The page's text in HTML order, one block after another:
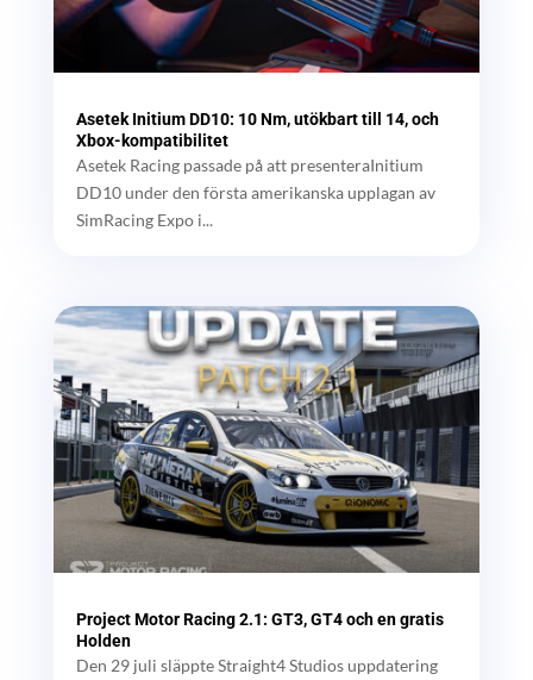
Asetek Initium DD10: 10 Nm, utökbart till 14, och
Xbox-kompatibilitet
Asetek Racing passade på att presenteraInitium
DD10 under den första amerikanska upplagan av
SimRacing Expo i...
Project Motor Racing 2.1: GT3, GT4 och en gratis
Holden
Den 29 juli släppte Straight4 Studios uppdatering